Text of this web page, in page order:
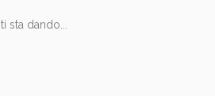
sta dando...